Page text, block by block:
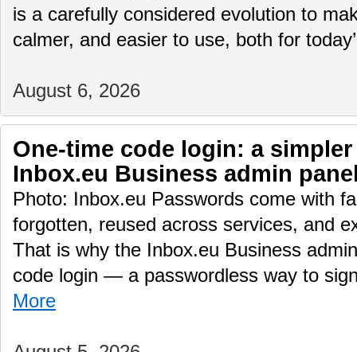
is a carefully considered evolution to
calmer, and easier to use, both for
August 6, 2026
One-time code login: a
Inbox.eu Business admin
Photo: Inbox.eu Passwords come with
forgotten, reused across services, and
That is why the Inbox.eu Business
code login — a passwordless way to
More